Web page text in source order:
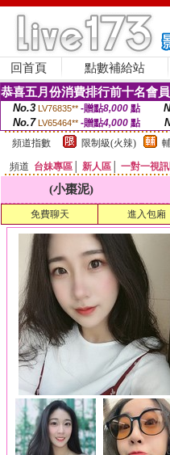
回首頁 點數補給站
恭喜五月份消費排行前十名會
No.3 LV76835** -贈點8,000點
No.7 LV65464** -贈點4,000 點
頻道指數
限制級(火辣)
頻道 台妹專區 新人區 一對一視
(小棗泥)
免費聊天 進入包廂